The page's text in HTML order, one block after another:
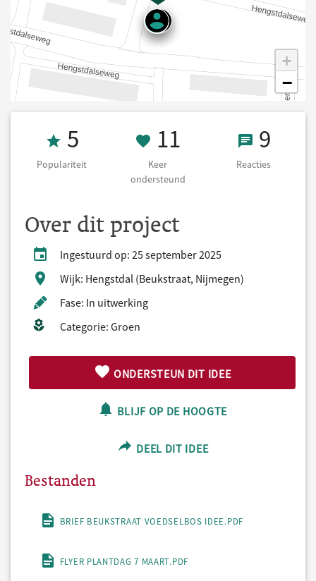
+
−
Populariteit 5
5
Populariteit
11 Keer
11
Keer
ondersteund
9 9
Reacties
Over dit project
Ingestuurd op: 25 september 2025
Wijk: Hengstdal (Beukstraat, Nijmegen)
Fase: In uitwerking
Categorie: Groen
ONDERSTEUN DIT IDEE
BLIJF OP DE HOOGTE
DEEL DIT IDEE
Bestanden
BRIEF BEUKSTRAAT VOEDSELBOS IDEE.PDF
FLYER PLANTDAG 7 MAART.PDF